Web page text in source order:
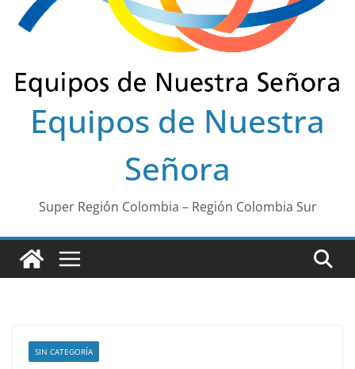
Equipos de Nuestra
Señora
Super Región Colombia – Región Colombia Sur
SIN CATEGORÍA